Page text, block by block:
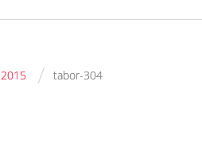
2015 / tabor-304